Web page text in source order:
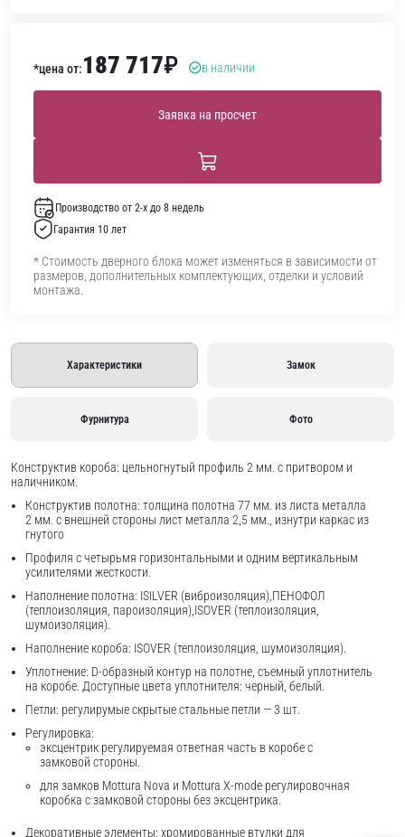
*цена от:187 717₽ в наличии
Заявка на просчет
Производство от 2-х до 8 недель
Гарантия 10 лет
* Стоимость дверного блока может изменяться в зависимости от
размеров, дополнительных комплектующих, отделки и условий
монтажа.
Характеристики Замок
Фурнитура Фото
Конструктив короба: цельногнутый профиль 2 мм. с притвором и
наличником.
Конструктив полотна: толщина полотна 77 мм. из листа металла
2 мм. с внешней стороны лист металла 2,5 мм., изнутри каркас из
гнутого
Профиля с четырьмя горизонтальными и одним вертикальным
усилителями жесткости.
Наполнение полотна: ISILVER (виброизоляция),ПЕНОФОЛ
(теплоизоляция, пароизоляция),ISOVER (теплоизоляция,
шумоизоляция).
Наполнение короба: ISOVER (теплоизоляция, шумоизоляция).
Уплотнение: D-образный контур на полотне, съемный уплотнитель
на коробе. Доступные цвета уплотнителя: черный, белый.
Петли: регулирумые скрытые стальные петли — 3 шт.
Регулировка:
эксцентрик регулируемая ответная часть в коробе с
замковой стороны.
для замков Mottura Nova и Mottura X-mode регулировочная
коробка с замковой стороны без эксцентрика.
Декоративные элементы: хромированные втулки для